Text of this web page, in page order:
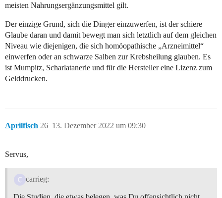
meisten Nahrungsergänzungsmittel gilt.
Der einzige Grund, sich die Dinger einzuwerfen, ist der schiere
Glaube daran und damit bewegt man sich letztlich auf dem gleichen
Niveau wie diejenigen, die sich homöopathische „Arzneimittel“
einwerfen oder an schwarze Salben zur Krebsheilung glauben. Es
ist Mumpitz, Scharlatanerie und für die Hersteller eine Lizenz zum
Gelddrucken.
Aprilfisch 13. Dezember 2022 um 09:30
26
Servus,
carrieg: